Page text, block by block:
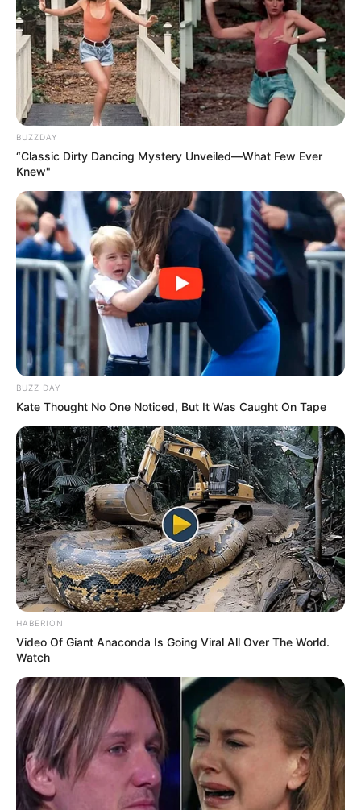
BUZZDAY
“Classic Dirty Dancing Mystery Unveiled—What Few Ever
Knew"
BUZZ DAY
Kate Thought No One Noticed, But It Was Caught On Tape
HABERION
Video Of Giant Anaconda Is Going Viral All Over The World.
Watch